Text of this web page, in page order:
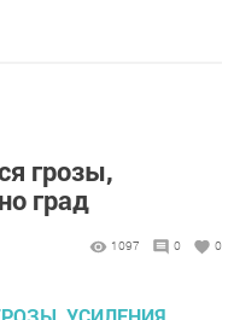
грозы,
град
1097 0 0